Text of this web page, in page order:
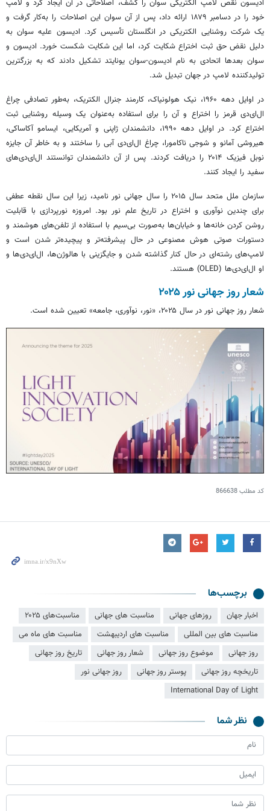
ادیسون نقص لامپ الکتریکی سوانرا کشف، اصلاحاتی در آن ایجاد کرد و لامپ
خود را در دسامبر ۱۸۷۹ ارائه داد، پس از آن
سوان این اصلاحات را به‌کار گرفت و
یک شرکت روشنایی الکتریکی در انگلستان تأسیس کرد. ادیسون علیه سوانبه
دلیل نقض حق ثبت اختراع شکایت کرد، اما این شکایت شکست خورد. ادیسون و
سوان بعدها اتحادی به نام ادیسون-سوان یونایتد تشکیل دادند که به بزرگترین
تولیدکننده لامپ در جهان تبدیل شد.
در اوایل دهه ۱۹۶۰، نیک
هولونیاک، کارمند جنرال الکتریک، به‌طور تصادفی چراغ
ال‌ای‌دی قرمز را اختراع و آن را برای استفاده به‌عنوان یک وسیله روشنایی ثبت
اختراع کرد. در اوایل دهه ۱۹۹۰، دانشمندان ژاپنی و آمریکایی،
ایسامو آکاساکی،
هیروشیآمانو و شوجی ناکامورا، چراغ ال‌ای‌دی آبی را ساختند و به خاطر آن جایزه
نوبل فیزیک ۲۰۱۴ را دریافت کردند. پس از آن دانشمندان توانستند
ال‌ای‌دی‌های
سفید را ایجاد کنند.
سازمان ملل متحد سال ۲۰۱۵ را سال جهانی نور نامید، زیرا این سال نقطه عطفی
برای چندین نوآوری و اختراع در تاریخ علم نور بود. امروزه نورپردازی با قابلیت
روشن کردن خانه‌ها و خیابان‌ها به‌صورت بی‌سیم با استفاده از تلفن‌های هوشمند و
دستورات صوتی هوش مصنوعی در حال پیشرفته‌تر و پیچیده‌تر شدن است و
لامپ‌های رشته‌ای در حال کنار گذاشته شدن و جایگزینی با هالوژن‌ها، ال‌ای‌دی‌ها و
او ال‌ای‌دی‌ها (OLED) هستند.
شعار روز جهانی نور ۲۰۲۵
شعار روز جهانی نور در سال ۲۰۲۵، «نور، نوآوری، جامعه» تعیین شده است.
کد مطلب866638
برچسب‌ها
اخبار جهان روزهای جهانی مناسبت های جهانی
مناسبت‌های ۲۰۲۵
مناسبت های بین المللی
مناسبت های اردیبهشت
مناسبت های ماه می
روز جهانی
موضوع روز جهانی شعار روز جهانی
تاریخ روز جهانی
تاریخچه روز جهانی
پوستر روز جهانی
روز جهانی نور
International Day of Light
نظر شما